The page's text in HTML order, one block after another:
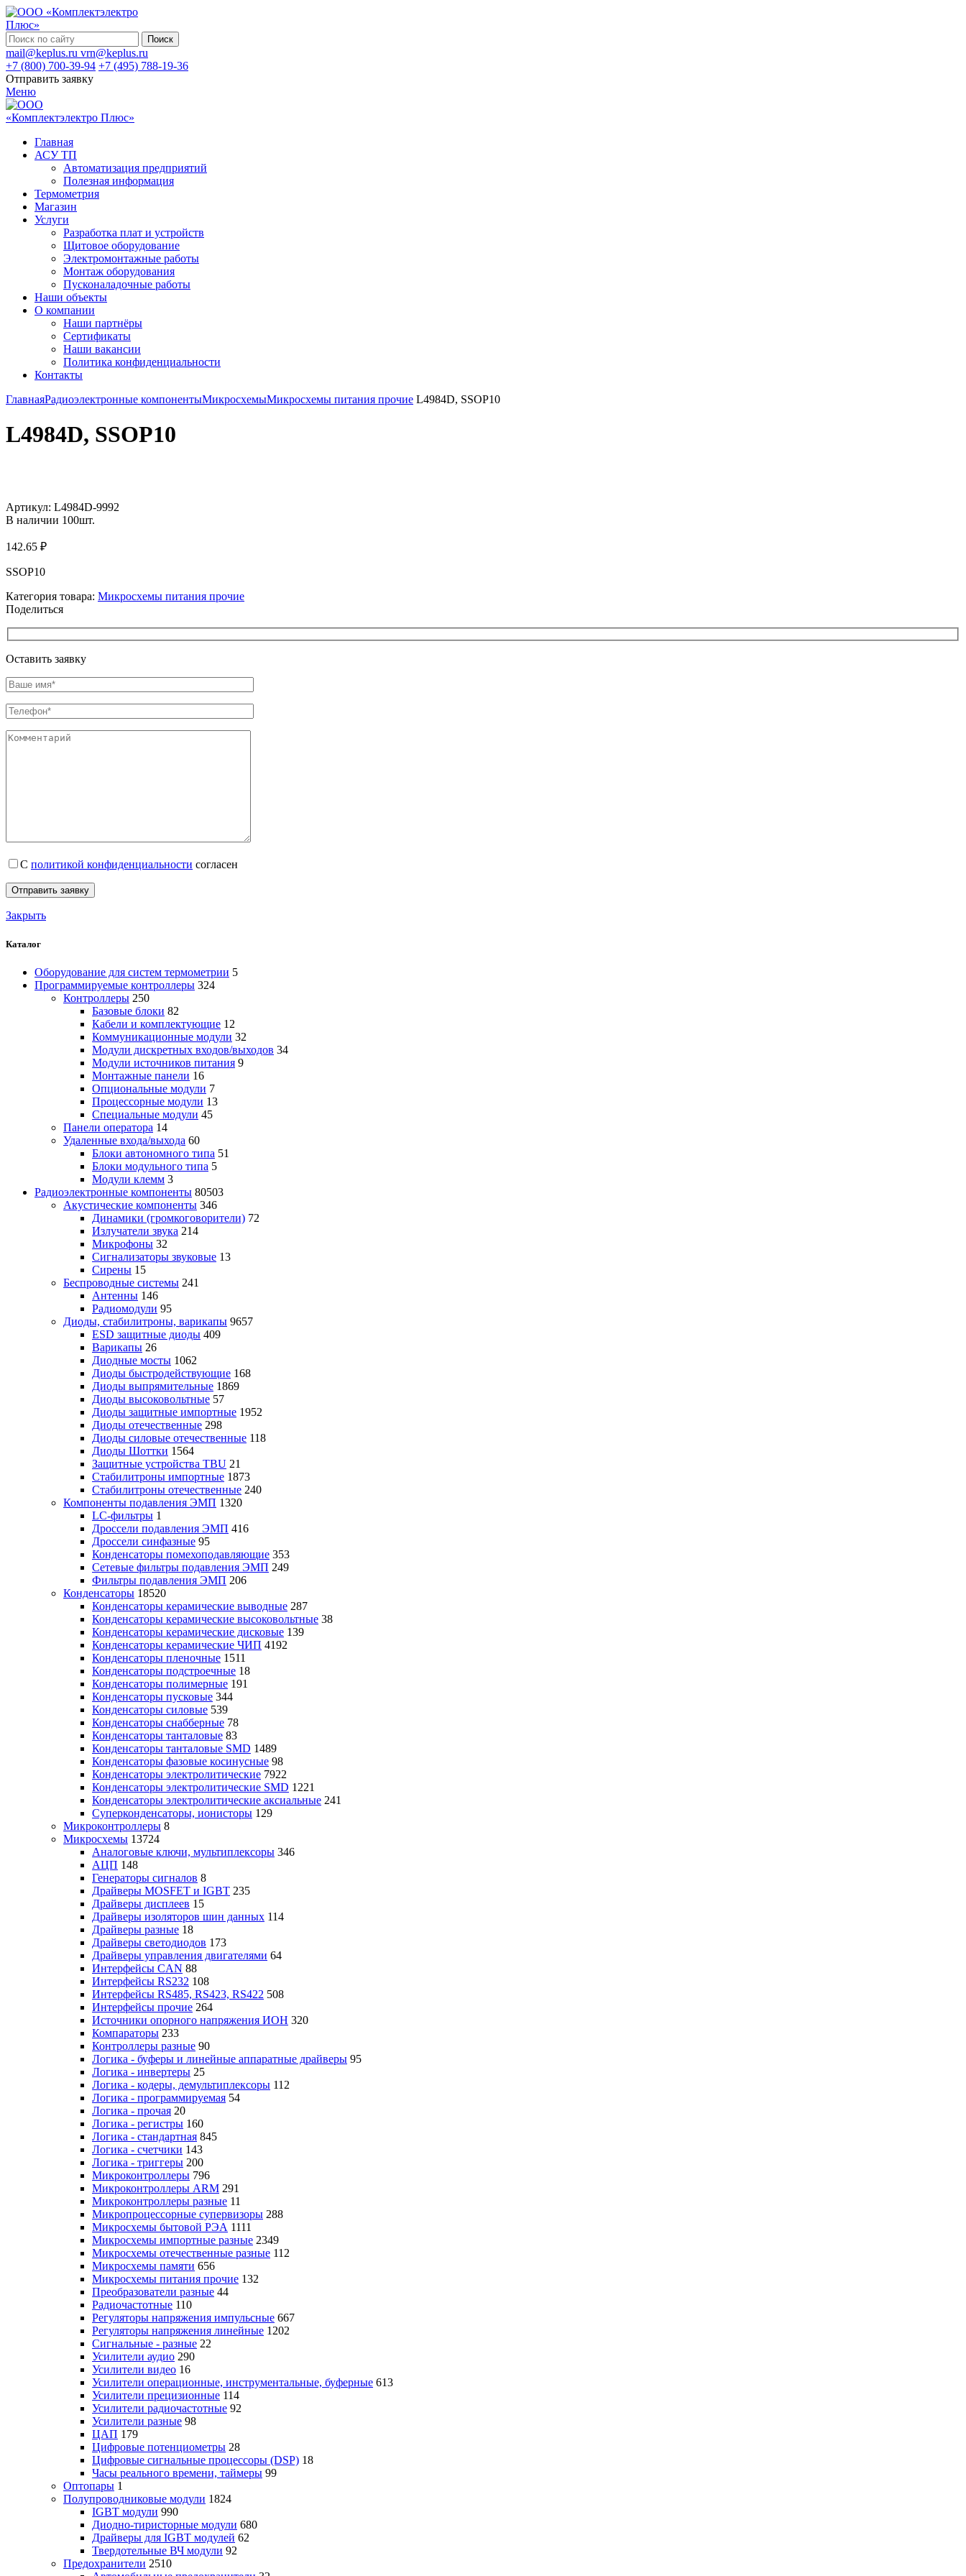
Поиск
mail@keplus.ru vrn@keplus.ru
+7 (800) 700-39-94 +7 (495) 788-19-36
Отправить заявку
Меню
Главная
АСУ ТП
Автоматизация предприятий
Полезная информация
Термометрия
Магазин
Услуги
Разработка плат и устройств
Щитовое оборудование
Электромонтажные работы
Монтаж оборудования
Пусконаладочные работы
Наши объекты
О компании
Наши партнёры
Сертификаты
Наши вакансии
Политика конфиденциальности
Контакты
ГлавнаяРадиоэлектронные компонентыМикросхемыМикросхемы питания прочие L4984D, SSOP10
L4984D, SSOP10
Артикул: L4984D-9992
В наличии 100шт.
142.65 ₽
SSOP10
Категория товара: Микросхемы питания прочие
Поделиться
Оставить заявку
С политикой конфиденциальности согласен
Закрыть
Каталог
Оборудование для систем термометрии 5
Программируемые контроллеры 324
Контроллеры 250
Базовые блоки 82
Кабели и комплектующие 12
Коммуникационные модули 32
Модули дискретных входов/выходов 34
Модули источников питания 9
Монтажные панели 16
Опциональные модули 7
Процессорные модули 13
Специальные модули 45
Панели оператора 14
Удаленные входа/выхода 60
Блоки автономного типа 51
Блоки модульного типа 5
Модули клемм 3
Радиоэлектронные компоненты 80503
Акустические компоненты 346
Динамики (громкоговорители) 72
Излучатели звука 214
Микрофоны 32
Сигнализаторы звуковые 13
Сирены 15
Беспроводные системы 241
Антенны 146
Радиомодули 95
Диоды, стабилитроны, варикапы 9657
ESD защитные диоды 409
Варикапы 26
Диодные мосты 1062
Диоды быстродействующие 168
Диоды выпрямительные 1869
Диоды высоковольтные 57
Диоды защитные импортные 1952
Диоды отечественные 298
Диоды силовые отечественные 118
Диоды Шоттки 1564
Защитные устройства TBU 21
Стабилитроны импортные 1873
Стабилитроны отечественные 240
Компоненты подавления ЭМП 1320
LC-фильтры 1
Дроссели подавления ЭМП 416
Дроссели синфазные 95
Конденсаторы помехоподавляющие 353
Сетевые фильтры подавления ЭМП 249
Фильтры подавления ЭМП 206
Конденсаторы 18520
Конденсаторы керамические выводные 287
Конденсаторы керамические высоковольтные 38
Конденсаторы керамические дисковые 139
Конденсаторы керамические ЧИП 4192
Конденсаторы пленочные 1511
Конденсаторы подстроечные 18
Конденсаторы полимерные 191
Конденсаторы пусковые 344
Конденсаторы силовые 539
Конденсаторы снабберные 78
Конденсаторы танталовые 83
Конденсаторы танталовые SMD 1489
Конденсаторы фазовые косинусные 98
Конденсаторы электролитические 7922
Конденсаторы электролитические SMD 1221
Конденсаторы электролитические аксиальные 241
Суперконденсаторы, ионисторы 129
Микроконтроллеры 8
Микросхемы 13724
Аналоговые ключи, мультиплексоры 346
АЦП 148
Генераторы сигналов 8
Драйверы MOSFET и IGBT 235
Драйверы дисплеев 15
Драйверы изоляторов шин данных 114
Драйверы разные 18
Драйверы светодиодов 173
Драйверы управления двигателями 64
Интерфейсы CAN 88
Интерфейсы RS232 108
Интерфейсы RS485, RS423, RS422 508
Интерфейсы прочие 264
Источники опорного напряжения ИОН 320
Компараторы 233
Контроллеры разные 90
Логика - буферы и линейные аппаратные драйверы 95
Логика - инвертеры 25
Логика - кодеры, демультиплексоры 112
Логика - программируемая 54
Логика - прочая 20
Логика - регистры 160
Логика - стандартная 845
Логика - счетчики 143
Логика - триггеры 200
Микроконтроллеры 796
Микроконтроллеры ARM 291
Микроконтроллеры разные 11
Микропроцессорные супервизоры 288
Микросхемы бытовой РЭА 1111
Микросхемы импортные разные 2349
Микросхемы отечественные разные 112
Микросхемы памяти 656
Микросхемы питания прочие 132
Преобразователи разные 44
Радиочастотные 110
Регуляторы напряжения импульсные 667
Регуляторы напряжения линейные 1202
Сигнальные - разные 22
Усилители аудио 290
Усилители видео 16
Усилители операционные, инструментальные, буферные 613
Усилители прецизионные 114
Усилители радиочастотные 92
Усилители разные 98
ЦАП 179
Цифровые потенциометры 28
Цифровые сигнальные процессоры (DSP) 18
Часы реального времени, таймеры 99
Оптопары 1
Полупроводниковые модули 1824
IGBT модули 990
Диодно-тиристорные модули 680
Драйверы для IGBT модулей 62
Твердотельные ВЧ модули 92
Предохранители 2510